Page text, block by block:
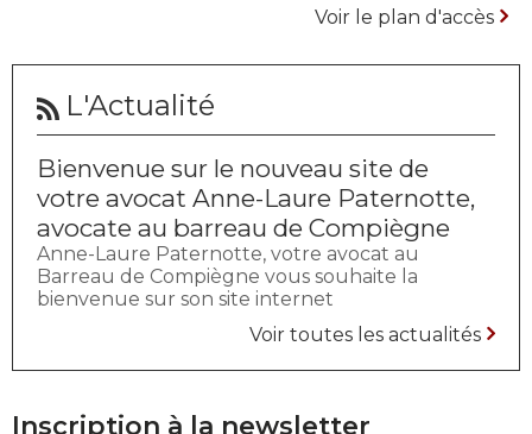
Voir le plan d'accès
L'Actualité
Bienvenue sur le nouveau site de
votre avocat Anne-Laure Paternotte,
avocate au barreau de Compiègne
Anne-Laure Paternotte, votre avocat au
Barreau de Compiègne vous souhaite la
bienvenue sur son site internet
Voir toutes les actualités
Inscription à la newsletter